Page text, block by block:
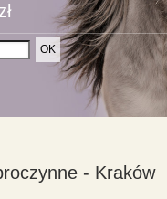
OK
- Kraków